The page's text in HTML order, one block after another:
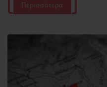
Περισσότερα